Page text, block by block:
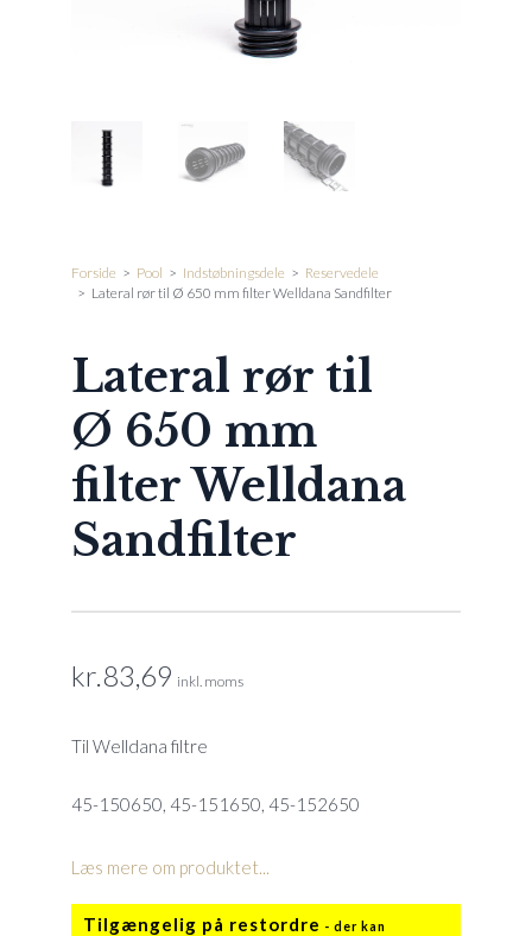
Forside > Pool > Indstøbningsdele > Reservedele
> Lateral rør til Ø 650 mm filter Welldana Sandfilter
Lateral rør til
Ø 650 mm
filter Welldana
Sandfilter
kr. 83,69 inkl. moms
Til Welldana filtre
45-150650, 45-151650, 45-152650
Læs mere om produktet...
Tilgængelig på restordre